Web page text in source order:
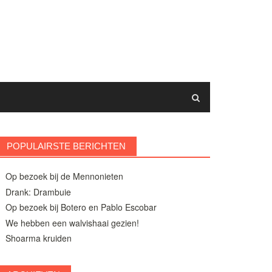
POPULAIRSTE BERICHTEN
Op bezoek bij de Mennonieten
Drank: Drambuie
Op bezoek bij Botero en Pablo Escobar
We hebben een walvishaai gezien!
Shoarma kruiden